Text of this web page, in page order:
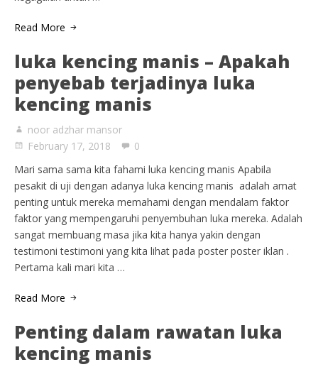
Read More
luka kencing manis – Apakah
penyebab terjadinya luka
kencing manis
noor adzhar mansor
February 17, 2018
0
Mari sama sama kita fahami luka kencing manis Apabila
pesakit di uji dengan adanya luka kencing manis adalah amat
penting untuk mereka memahami dengan mendalam faktor
faktor yang mempengaruhi penyembuhan luka mereka. Adalah
sangat membuang masa jika kita hanya yakin dengan
testimoni testimoni yang kita lihat pada poster poster iklan .
Pertama kali mari kita …
Read More
Penting dalam rawatan luka
kencing manis